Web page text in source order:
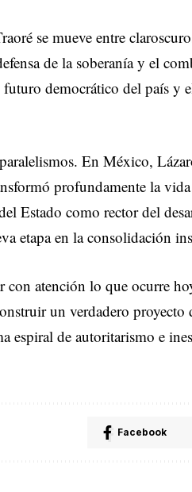
se mueve entre
de la soberanía y el
democrático del país y
En México,
profundamente la
Estado como rector del
etapa en la consolidación
con atención lo que ocurre
un verdadero proyecto
espiral de autoritarismo e
Facebook